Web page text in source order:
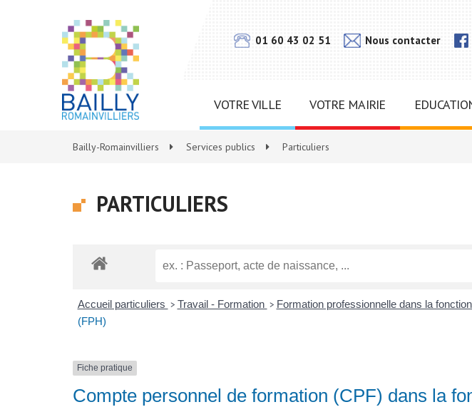
01 60 43 02 51 Nous contacter
VOTRE VILLE VOTRE MAIRIE
Bailly-Romainvilliers Services publics Particuliers
PARTICULIERS
Accueil particuliers > Travail - Formation > Formation professionnelle dans la
(FPH)
Fiche pratique
Compte personnel de formation (CPF) dans la